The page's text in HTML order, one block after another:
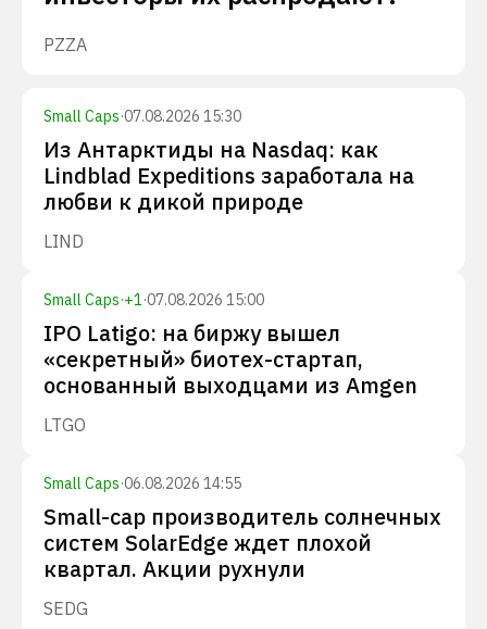
PZZA
Small Caps·07.08.2026 15:30
Из Антарктиды на Nasdaq: как
Lindblad Expeditions заработала на
любви к дикой природе
LIND
Small Caps·+1·07.08.2026 15:00
IPO Latigo: на биржу вышел
«секретный» биотех-стартап,
основанный выходцами из Amgen
LTGO
Small Caps·06.08.2026 14:55
Small-cap производитель солнечных
систем SolarEdge ждет плохой
квартал. Акции рухнули
SEDG